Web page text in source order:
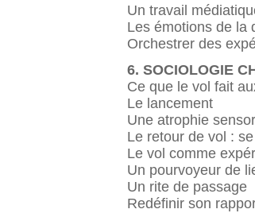
Un travail
Les émotions de la
Orchestrer des
6. SOCIOLOGIE
Ce que le vol fait
Le lancement
Une atrophie
Le retour de vol :
Le vol comme
Un pourvoyeur de
Un rite de passage
Redéfinir son